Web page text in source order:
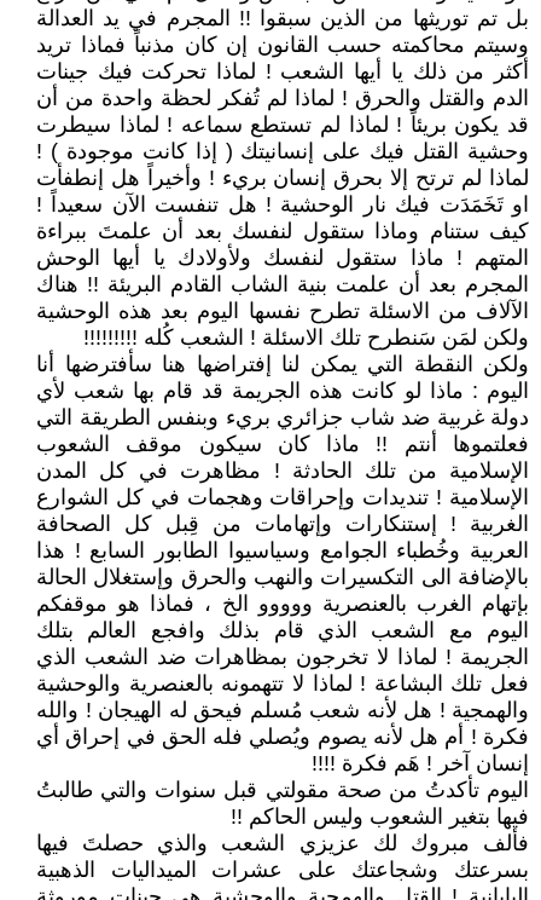
بل تم توريثها من الذين سبقوا !! المجرم في يد العدالة
وسيتم محاكمته حسب القانون إن كان مذنباً فماذا تريد
أكثر من ذلك يا أيها الشعب ! لماذا تحركت فيك جينات
الدم والقتل والحرق ! لماذا لم تُفكر لحظة واحدة من أن
قد يكون بريئاً ! لماذا لم تستطع سماعه ! لماذا سيطرت
وحشية القتل فيك على إنسانيتك ( إذا كانت موجودة ) !
لماذا لم ترتح إلا بحرق إنسان بريء ! وأخيراً هل إنطفأت
او تَخَمَدَت فيك نار الوحشية ! هل تنفست الآن سعيداً !
كيف ستنام وماذا ستقول لنفسك بعد أن علمتَ ببراءة
المتهم ! ماذا ستقول لنفسك ولأولادك يا أيها الوحش
المجرم بعد أن علمت بنية الشاب القادم البريئة !! هناك
الآلاف من الاسئلة تطرح نفسها اليوم بعد هذه الوحشية
ولكن لمَن سَنطرح تلك الاسئلة ! الشعب كُله !!!!!!!!!
ولكن النقطة التي يمكن لنا إفتراضها هنا سأفترضها أنا
اليوم : ماذا لو كانت هذه الجريمة قد قام بها شعب لأي
دولة غربية ضد شاب جزائري بريء وبنفس الطريقة التي
فعلتموها أنتم !! ماذا كان سيكون موقف الشعوب
الإسلامية من تلك الحادثة ! مظاهرت في كل المدن
الإسلامية ! تنديدات وإحراقات وهجمات في كل الشوارع
الغربية ! إستنكارات وإتهامات من قِبل كل الصحافة
العربية وخُطباء الجوامع وسياسيوا الطابور السابع ! هذا
بالإضافة الى التكسيرات والنهب والحرق وإستغلال الحالة
بإتهام الغرب بالعنصرية ووووو الخ ، فماذا هو موقفكم
اليوم مع الشعب الذي قام بذلك وافجع العالم بتلك
الجريمة ! لماذا لا تخرجون بمظاهرات ضد الشعب الذي
فعل تلك البشاعة ! لماذا لا تتهمونه بالعنصرية والوحشية
والهمجية ! هل لأنه شعب مُسلم فيحق له الهيجان ! والله
فكرة ! أم هل لأنه يصوم ويُصلي فله الحق في إحراق أي
إنسان آخر ! هَم فكرة !!!!
اليوم تأكدتُ من صحة مقولتي قبل سنوات والتي طالبتُ
فيها بتغير الشعوب وليس الحاكم !!
فألف مبروك لك عزيزي الشعب والذي حصلتَ فيها
بسرعتك وشجاعتك على عشرات الميداليات الذهبية